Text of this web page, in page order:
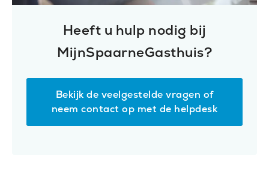
Heeft u hulp nodig bij
MijnSpaarneGasthuis?
Bekijk de veelgestelde vragen of
neem contact op met de helpdesk